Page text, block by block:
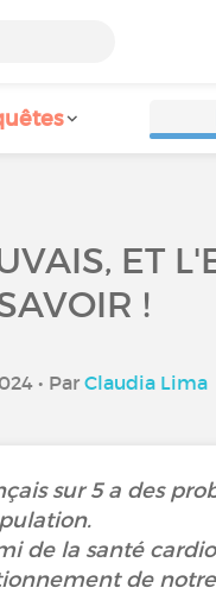
ET
!
• Par Claudia Lima
sur 5 a des
de la santé
de